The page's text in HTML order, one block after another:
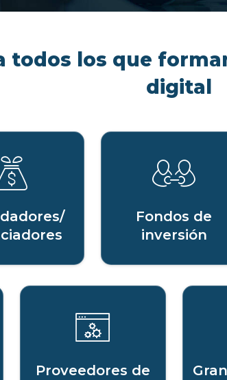
todos los que
digital
Fondos de
inversión
Proveedores de